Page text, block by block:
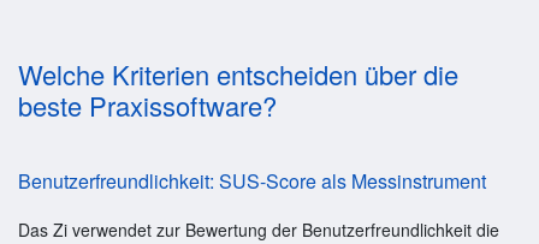
Welche Kriterien entscheiden über die
beste Praxissoftware?
Benutzerfreundlichkeit: SUS-Score als Messinstrument
Das Zi verwendet zur Bewertung der Benutzerfreundlichkeit die